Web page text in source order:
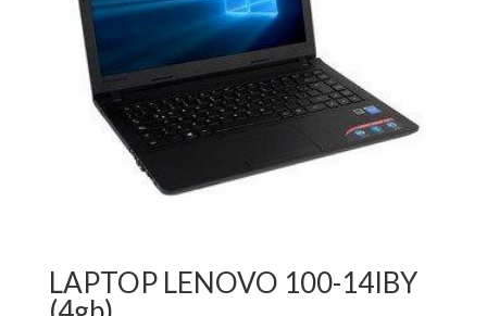
LAPTOP LENOVO 100-14IBY